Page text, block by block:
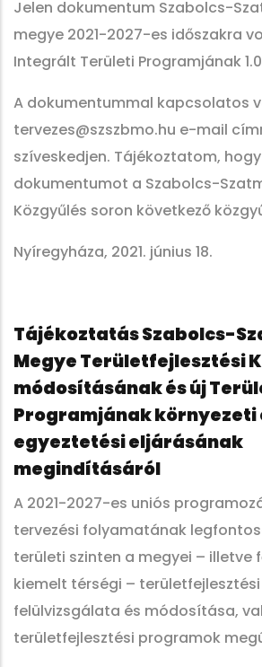
Jelen dokumentum Szabolcs-
megye 2021-2027-es időszakra
Integrált Területi Programjának
A dokumentummal kapcsolatos
tervezes@szszbmo.hu e-mail
szíveskedjen. Tájékoztatom,
dokumentumot a Szabolcs-
Közgyűlés soron következő
Nyíregyháza, 2021. június 18.
Tájékoztatás Szabolcs-
Megye Területfejlesztési
módosításának és új
Programjának
egyeztetési eljárásának
megindításáról
A 2021-2027-es uniós
tervezési folyamatának
területi szinten a megyei – illetve
kiemelt térségi –
felülvizsgálata és módosítása,
területfejlesztési programok